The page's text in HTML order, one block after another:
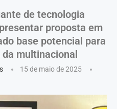
de tecnologia
proposta em
base potencial para
multinacional
15 de maio de 2025